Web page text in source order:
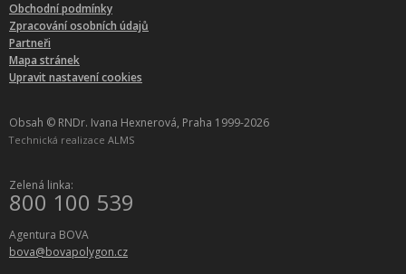
Obchodní podmínky
Zpracování osobních údajů
Partneři
Mapa stránek
Upravit nastavení cookies
Obsah © RNDr. Ivana Hexnerová, Praha 1999-2026
Technická realizace ALMS
Zelená linka:
800 100 539
Agentura BOVA
bova@bovapolygon.cz